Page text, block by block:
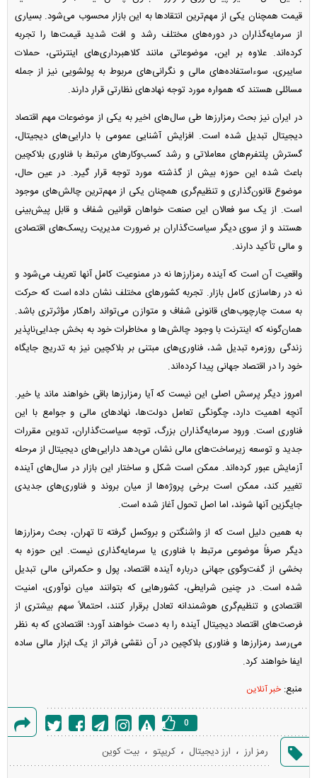
قیمت همچنان یکی از مهم‌ترین انتقاد‌ها به این بازار محسوب می‌شود. بسیاری
از سرمایه‌گذاران در دوره‌های مختلف رشد و افت شدید قیمت‌ها را تجربه
کرده‌اند. علاوه بر این، موضوعاتی مانند کلاهبرداری‌های اینترنتی، حملات
سایبری، سوءاستفاده‌های مالی و نگرانی‌های مربوط به پولشویی نیز از جمله
مسائلی هستند که همواره مورد توجه نهاد‌های نظارتی قرار دارند.
در ایران نیز بحث رمزارز‌ها طی سال‌های اخیر به یکی از موضوعات مهم اقتصاد
دیجیتال تبدیل شده است. افزایش آشنایی عمومی با دارایی‌های دیجیتال،
گسترش پلتفرم‌های معاملاتی و رشد کسب‌وکار‌های مرتبط با فناوری بلاکچین
باعث شده این حوزه بیش از گذشته مورد توجه قرار گیرد. در عین حال،
موضوع قانون‌گذاری و تنظیم‌گری همچنان یکی از مهم‌ترین چالش‌های موجود
است. از یک سو فعالان این صنعت خواهان قوانین شفاف و قابل پیش‌بینی
هستند و از سوی دیگر سیاست‌گذاران بر ضرورت مدیریت ریسک‌های اقتصادی
و مالی تأکید دارند.
واقعیت آن است که آینده رمزارز‌ها نه در ممنوعیت کامل آنها تعریف می‌شود و
نه در رهاسازی کامل بازار. تجربه کشور‌های مختلف نشان داده است که حرکت
به سمت چارچوب‌های قانونی شفاف و متوازن می‌تواند راهکار مؤثرتری باشد.
همان‌گونه که اینترنت با وجود چالش‌ها و مخاطرات خود به بخش جدایی‌ناپذیر
زندگی روزمره تبدیل شد، فناوری‌های مبتنی بر بلاکچین نیز به تدریج جایگاه
خود را در اقتصاد جهانی پیدا کرده‌اند.
امروز دیگر پرسش اصلی این نیست که آیا رمزارز‌ها باقی خواهند ماند یا خیر.
آنچه اهمیت دارد، چگونگی تعامل دولت‌ها، نهاد‌های مالی و جوامع با این
فناوری است. ورود سرمایه‌گذاران بزرگ، توجه سیاست‌گذاران، تدوین مقررات
جدید و توسعه زیرساخت‌های مالی نشان می‌دهد دارایی‌های دیجیتال از مرحله
آزمایش عبور کرده‌اند. ممکن است شکل و ساختار این بازار در سال‌های آینده
تغییر کند، ممکن است برخی پروژه‌ها از میان بروند و فناوری‌های جدیدی
جایگزین آنها شوند، اما اصل تحول آغاز شده است.
به همین دلیل است که از واشنگتن و بروکسل گرفته تا تهران، بحث رمزارز‌ها
دیگر صرفاً موضوعی مرتبط با فناوری یا سرمایه‌گذاری نیست. این حوزه به
بخشی از گفت‌وگوی جهانی درباره آینده اقتصاد، پول و حکمرانی مالی تبدیل
شده است. در چنین شرایطی، کشور‌هایی که بتوانند میان نوآوری، امنیت
اقتصادی و تنظیم‌گری هوشمندانه تعادل برقرار کنند، احتمالاً سهم بیشتری از
فرصت‌های اقتصاد دیجیتال آینده را به دست خواهند آورد؛ اقتصادی که به نظر
می‌رسد رمزارز‌ها و فناوری بلاکچین در آن نقشی فراتر از یک ابزار مالی ساده
ایفا خواهند کرد.
منبع: خبر آنلاین
گزارش
خطا
0
رمز ارز ، ارز دیجیتال ، کریپتو ، بیت کوین